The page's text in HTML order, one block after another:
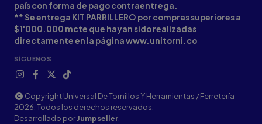
país con forma de pago contraentrega.
** Se entrega KIT PARRILLERO por compras superiores a
$1'000.000 mcte que hayan sido realizadas
directamente en la página www.unitorni.co
SÍGUENOS
Copyright Universal De Tornillos Y Herramientas / Ferretería
2026. Todos los derechos reservados.
Desarrollado porJumpseller